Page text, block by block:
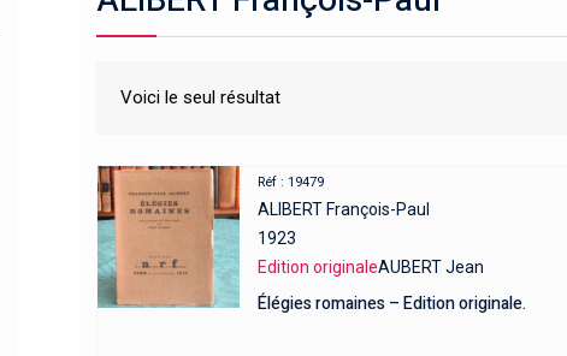
Voici le seul résultat
Réf : 19479
ALIBERT François-Paul
1923
Edition originaleAUBERT Jean
Élégies romaines – Edition originale.